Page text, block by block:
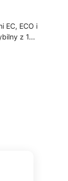
EC, ECO i
z 1...